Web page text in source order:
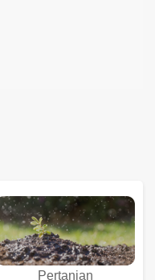
Pertanian